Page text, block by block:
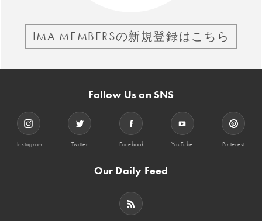
IMA MEMBERSの新規登録はこちら
Follow Us on SNS
Instagram Twitter Facebook YouTube Pinterest
Our Daily Feed